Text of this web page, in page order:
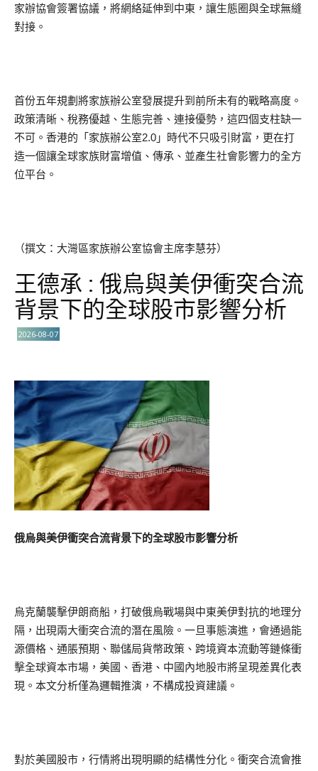
家辦協會簽署協議，將網絡延伸到中東，讓生態圈與全球無縫
對接。
首份五年規劃將家族辦公室發展提升到前所未有的戰略高度。
政策清晰、稅務優越、生態完善、連接優勢，這四個支柱缺一
不可。香港的「家族辦公室2.0」時代不只吸引財富，更在打
造一個讓全球家族財富增值、傳承、並產生社會影響力的全方
位平台。
（撰文：大灣區家族辦公室協會主席李慧芬）
王德承 : 俄烏與美伊衝突合流
背景下的全球股市影響分析
2026-08-07
俄烏與美伊衝突合流背景下的全球股市影響分析
烏克蘭襲擊伊朗商船，打破俄烏戰場與中東美伊對抗的地理分
隔，出現兩大衝突合流的潛在風險。一旦事態演進，會通過能
源價格、通脹預期、聯儲局貨幣政策、跨境資本流動等鏈條衝
擊全球資本市場，美國、香港、中國內地股市將呈現差異化表
現。本文分析僅為邏輯推演，不構成投資建議。
對於美國股市，行情將出現明顯的結構性分化。衝突合流會推